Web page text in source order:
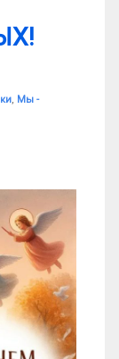
, Мы -